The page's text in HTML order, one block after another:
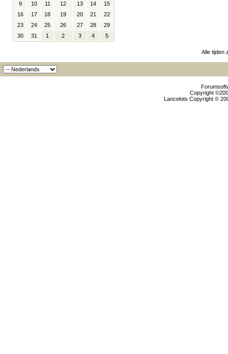
9
10 11 12 13 14
15
16
17 18 19 20 21
22
23
24 25 26 27 28
29
30
31 1 2 3 4 5
Alle tijden
Copyright
Lancelots Copyright ©